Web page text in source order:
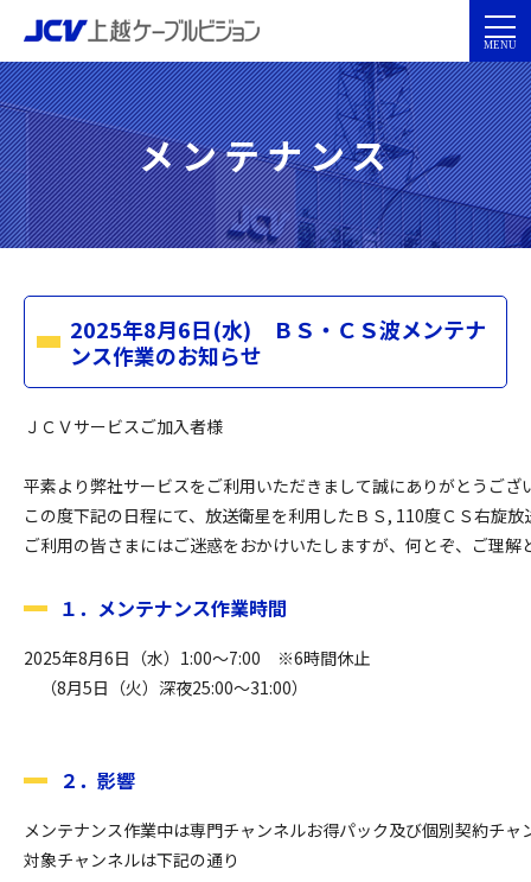
メンテナンス
2025年8月6日(水) ＢＳ・ＣＳ波メンテナ
ンス作業のお知らせ
ＪＣＶサービスご加入者様
平素より弊社サービスをご利用いただきまして誠にありがとうござ
この度下記の日程にて、放送衛星を利用したＢＳ, 110度ＣＳ右旋
ご利用の皆さまにはご迷惑をおかけいたしますが、何とぞ、ご理
１．メンテナンス作業時間
2025年8月6日（水）1:00～7:00　※6時間休止
（8月5日（火）深夜25:00～31:00）
２．影響
メンテナンス作業中は専門チャンネルお得パック及び個別契約チ
対象チャンネルは下記の通り